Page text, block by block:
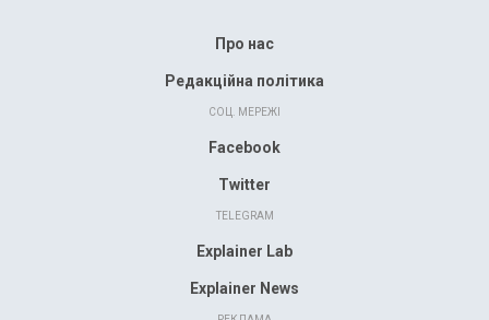
Про нас
Редакційна політика
СОЦ. МЕРЕЖІ
Facebook
Twitter
TELEGRAM
Explainer Lab
Explainer News